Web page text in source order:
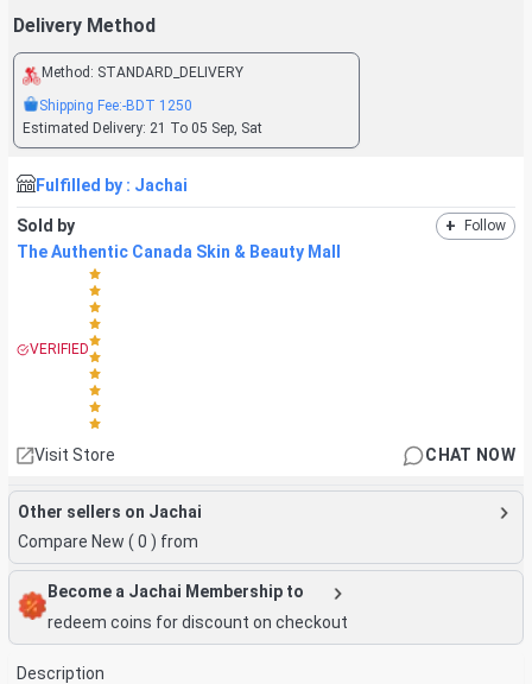
Delivery Method
Method: STANDARD_DELIVERY
Shipping Fee:-BDT 1250
Estimated Delivery: 21 To 05 Sep, Sat
Fulfilled by : Jachai
Sold by + Follow
The Authentic Canada Skin & Beauty Mall
VERIFIED
Visit Store CHAT NOW
Other sellers on Jachai
Compare New ( 0 ) from
Become a Jachai Membership to
redeem coins for discount on checkout
Description